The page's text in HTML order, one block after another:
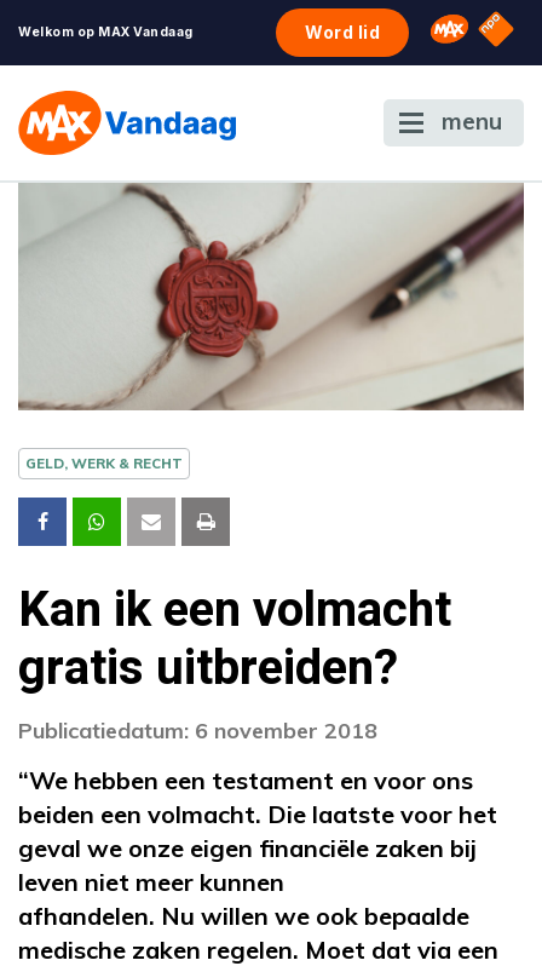
Welkom op MAX Vandaag Word lid Omroep
NPO
menu
GELD, WERK & RECHT
Kan ik een volmacht
gratis uitbreiden?
Publicatiedatum: 6 november 2018
“We hebben een testament en voor ons
beiden een volmacht. Die laatste voor het
geval we onze eigen financiële zaken bij
leven niet meer kunnen
afhandelen. Nu willen we ook bepaalde
medische zaken regelen. Moet dat via een